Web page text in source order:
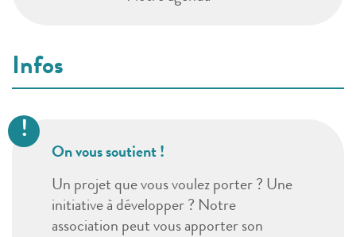
Infos
On vous soutient !
Un projet que vous voulez porter ? Une
initiative à développer ? Notre
association peut vous apporter son